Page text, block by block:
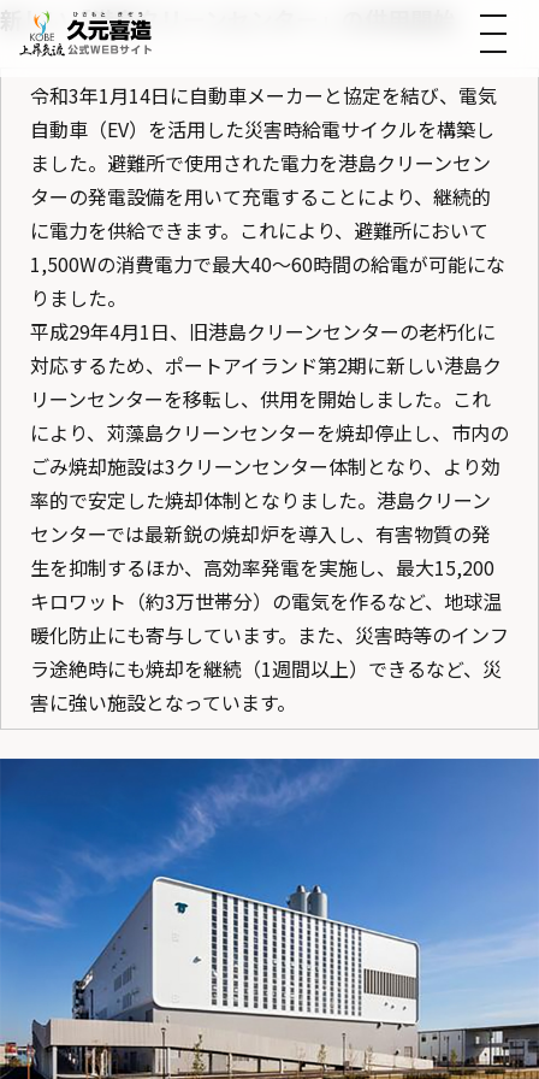
新しい「港島クリーンセンター」の供用開始
令和3年1月14日に自動車メーカーと協定を結び、電気
自動車（EV）を活用した災害時給電サイクルを構築し
ました。避難所で使用された電力を港島クリーンセン
ターの発電設備を用いて充電することにより、継続的
に電力を供給できます。これにより、避難所において
1,500Wの消費電力で最大40～60時間の給電が可能にな
りました。
平成29年4月1日、旧港島クリーンセンターの老朽化に
対応するため、ポートアイランド第2期に新しい港島ク
リーンセンターを移転し、供用を開始しました。これ
により、苅藻島クリーンセンターを焼却停止し、市内の
ごみ焼却施設は3クリーンセンター体制となり、より効
率的で安定した焼却体制となりました。港島クリーン
センターでは最新鋭の焼却炉を導入し、有害物質の発
生を抑制するほか、高効率発電を実施し、最大15,200
キロワット（約3万世帯分）の電気を作るなど、地球温
暖化防止にも寄与しています。また、災害時等のインフ
ラ途絶時にも焼却を継続（1週間以上）できるなど、災
害に強い施設となっています。